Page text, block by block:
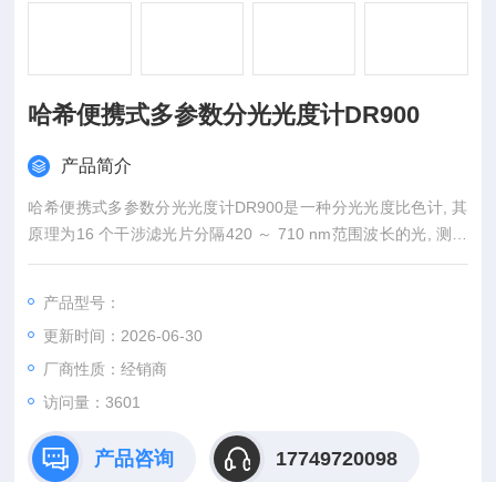
哈希便携式多参数分光光度计DR900
产品简介
哈希便携式多参数分光光度计DR900是一种分光光度比色计, 其
原理为16 个干涉滤光片分隔420 ～ 710 nm范围波长的光, 测量
系统通过与内置数据的比较, 进行读数。此仪器用于颜色分析, 按
产品型号：
更新时间：2026-06-30
厂商性质：经销商
访问量：3601
产品咨询 17749720098